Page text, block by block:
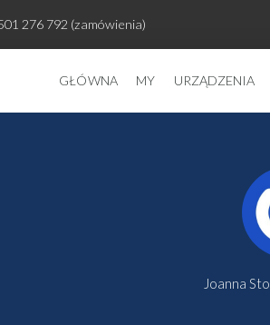
276 792 (zamówienia)
GŁÓWNA MY URZĄDZENIA
Joanna